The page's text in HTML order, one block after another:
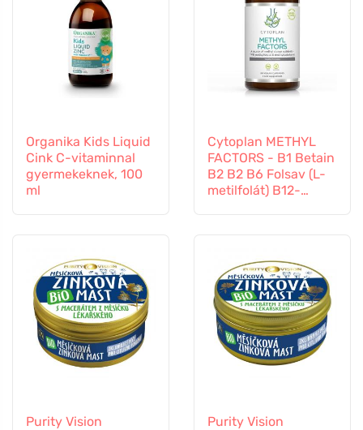
Organika Kids Liquid
Cink C-vitaminnal
gyermekeknek, 100
ml
Cytoplan METHYL
FACTORS - B1 Betain
B2 B2 B6 Folsav (L-
metilfolát) B12-
Purity Vision
Purity Vision